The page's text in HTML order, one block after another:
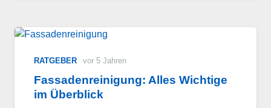
RATGEBER vor 5 Jahren
Fassadenreinigung: Alles Wichtige
im Überblick